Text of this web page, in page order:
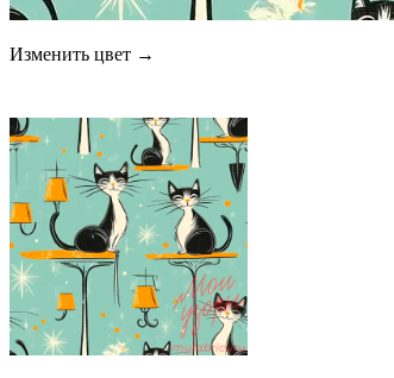
Изменить цвет →